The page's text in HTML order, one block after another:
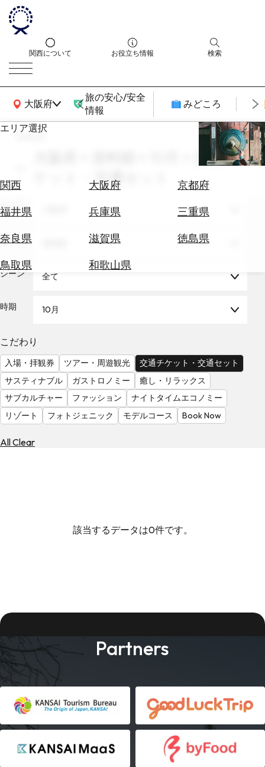
関西について お役立ち情報 検索
大阪府
関西広域MAP
旅の安心/安全
情報
みどころ
エリア選択
関西 大阪府
京都府
福井県
兵庫県
三重県
奈良県
滋賀県
徳島県
鳥取県
和歌山県
エ
券
テ
を
る
気
を
見
る
search
大阪府 × 資料館 × 10月 × 交通チ
ケット・交通セット
エリア
テーマ
シーン 全て
時期 10月
こだわり
入場・拝観券 ツアー・周遊観光
交通チケット・交通セット
サスティナブル
ガストロノミー
癒し・リラックス
サブカルチャー
ファッション
ナイトタイムエコノミー
リゾート
フォトジェニック モデルコース Book Now
All Clear
該当するデータは0件です。
Partners